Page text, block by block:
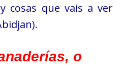
cosas que vais a ver
o